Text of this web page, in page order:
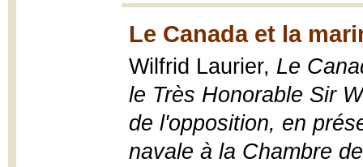
Le Canada et la
Wilfrid Laurier, Le
le Très Honorable Sir
de l'opposition, en
navale à la Chambre